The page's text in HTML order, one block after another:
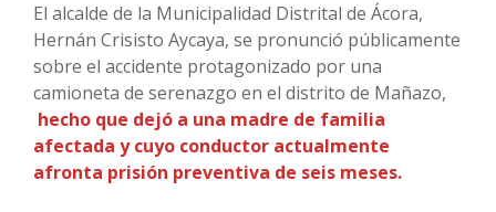
El alcalde de la Municipalidad Distrital de Ácora,
Hernán Crisisto Aycaya, se pronunció públicamente
sobre el accidente protagonizado por una
camioneta de serenazgo en el distrito de Mañazo,
hecho que dejó a una madre de familia
afectada y cuyo conductor actualmente
afronta prisión preventiva de seis meses.